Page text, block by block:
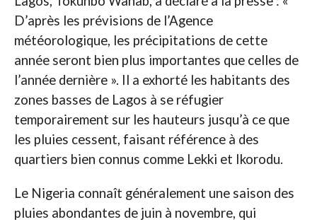
D’après les prévisions de l’Agence
météorologique, les précipitations de cette
année seront bien plus importantes que celles de
l’année dernière ». Il a exhorté les habitants des
zones basses de Lagos à se réfugier
temporairement sur les hauteurs jusqu’à ce que
les pluies cessent, faisant référence à des
quartiers bien connus comme Lekki et Ikorodu.
Le Nigeria connaît généralement une saison des
pluies abondantes de juin à novembre, qui